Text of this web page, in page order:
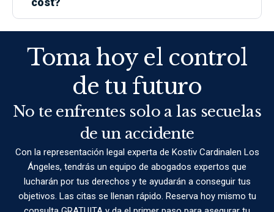
Toma hoy el control
de tu futuro
No te enfrentes solo a las secuelas
de un accidente
Con la representación legal experta de Kostiv Cardinalen Los
Ángeles, tendrás un equipo de abogados expertos que
lucharán por tus derechos y te ayudarán a conseguir tus
objetivos. Las citas se llenan rápido. Reserva hoy mismo tu